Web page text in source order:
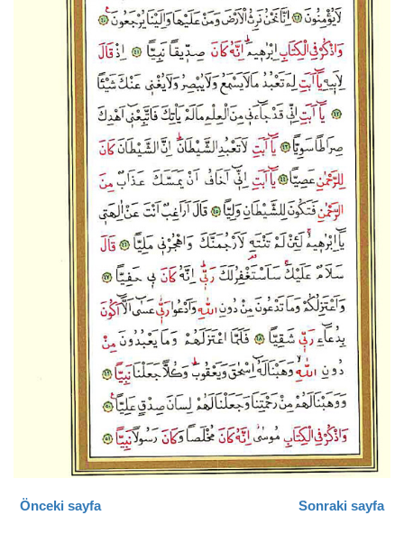
Önceki sayfa Sonraki sayfa